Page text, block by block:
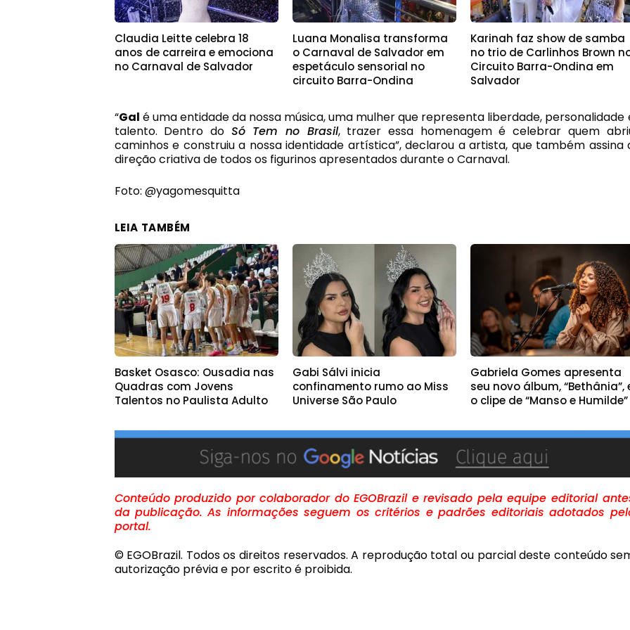
Claudia Leitte celebra 18
anos de carreira e emociona
no Carnaval de Salvador
Luana Monalisa transforma
o Carnaval de Salvador em
espetáculo sensorial no
circuito Barra-Ondina
Karinah faz show de samba
no trio de Carlinhos Brown
Circuito Barra-Ondina em
Salvador
“Gal é uma entidade da nossa música, uma mulher que representa liberdade, personalidade
talento. Dentro do Só Tem no Brasil, trazer essa homenagem é celebrar quem
caminhos e construiu a nossa identidade artística”, declarou a artista, que também assina
direção criativa de todos os figurinos apresentados durante o Carnaval.
Foto: @yagomesquitta
LEIA TAMBÉM
Basket Osasco: Ousadia nas
Quadras com Jovens
Talentos no Paulista Adulto
Gabi Sálvi inicia
confinamento rumo ao Miss
Universe São Paulo
Gabriela Gomes apresenta
seu novo álbum, “Bethânia”,
o clipe de “Manso e Humilde”
Conteúdo produzido por colaborador do EGOBrazil e revisado pela equipe editorial
da publicação. As informações seguem os critérios e padrões editoriais adotados
portal.
© EGOBrazil. Todos os direitos reservados. A reprodução total ou parcial deste conteúdo
autorização prévia e por escrito é proibida.